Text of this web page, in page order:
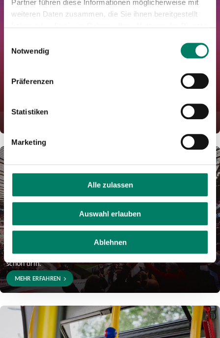
Partner führen diese Informationen möglicherweise mit
weiteren Daten zusammen, die Sie ihnen bereitgestellt
Notwendig
Präferenzen
Statistiken
Marketing
Alle zulassen
Auswahl erlauben
Ablehnen
Das Ticket für Sport, Kultur und Events – Bus und Bahn sind
schon drin.
MEHR ERFAHREN